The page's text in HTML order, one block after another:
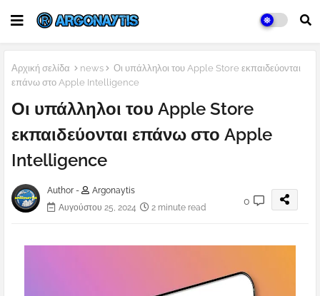
Αρχική σελίδα news
Οι υπάλληλοι του Apple Store εκπαιδεύονται
επάνω στο Apple Intelligence
Οι υπάλληλοι του Apple Store
εκπαιδεύονται επάνω στο Apple
Intelligence
Author -
Argonaytis
Αυγούστου 25, 2024
2 minute read
0